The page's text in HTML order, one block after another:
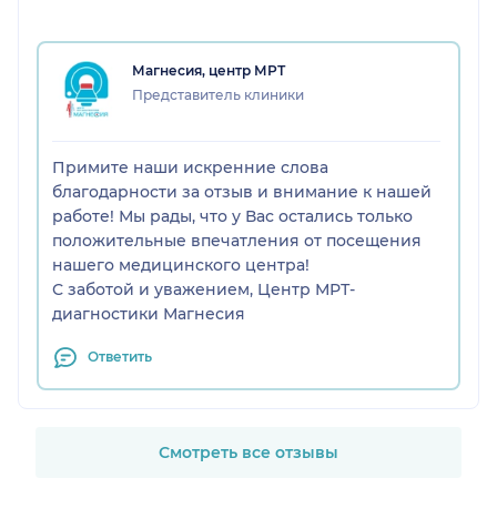
Магнесия, центр МРТ
Представитель клиники
Примите наши искренние слова
благодарности за отзыв и внимание к нашей
работе! Мы рады, что у Вас остались только
положительные впечатления от посещения
нашего медицинского центра!
С заботой и уважением, Центр МРТ-
диагностики Магнесия
Ответить
Смотреть все отзывы